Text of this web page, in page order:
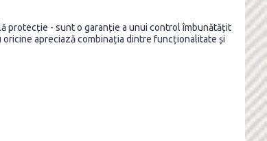
protecție - sunt o garanție a unui control îmbunătățit
apreciază combinația dintre funcționalitate și